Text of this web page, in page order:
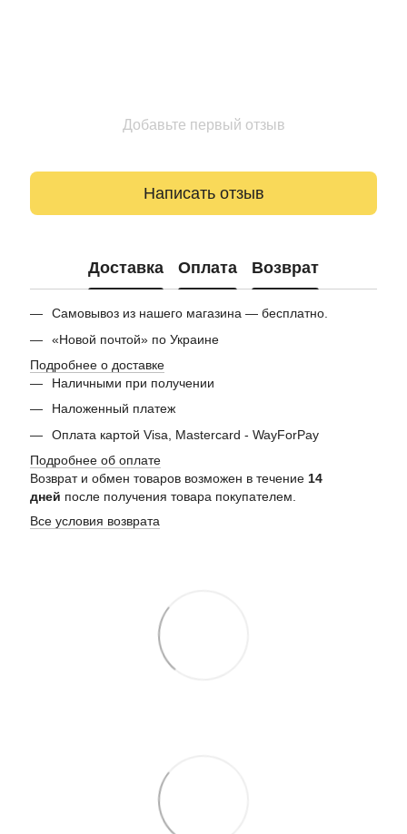
Добавьте первый отзыв
Написать отзыв
Доставка Оплата Возврат
Самовывоз из нашего магазина — бесплатно.
«Новой почтой» по Украине
Подробнее о доставке
Наличными при получении
Наложенный платеж
Оплата картой Visa, Mastercard - WayForPay
Подробнее об оплате
Возврат и обмен товаров возможен в течение 14
дней после получения товара покупателем.
Все условия возврата